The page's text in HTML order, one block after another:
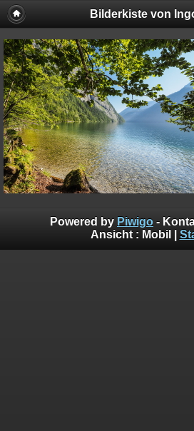
Bilderkiste von
Powered by Piwigo -
Ansicht : Mobil